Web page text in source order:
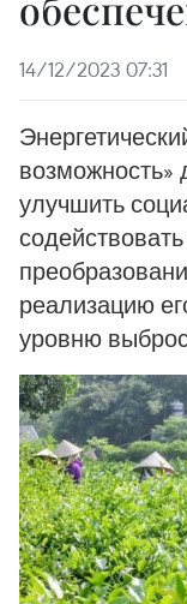
14/12/2023 07:31
возможность»
улучшить
реализацию
уровню